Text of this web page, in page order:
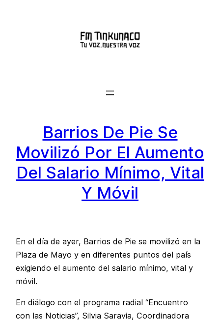
Barrios De Pie Se
Movilizó Por El Aumento
Del Salario Mínimo, Vital
Y Móvil
En el día de ayer, Barrios de Pie se movilizó en la
Plaza de Mayo y en diferentes puntos del país
exigiendo el aumento del salario mínimo, vital y
móvil.
En diálogo con el programa radial “Encuentro
con las Noticias”, Silvia Saravia, Coordinadora